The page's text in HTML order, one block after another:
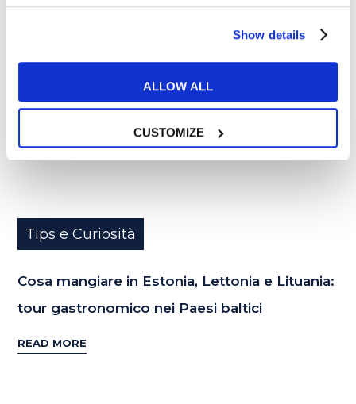
Show details
ALLOW ALL
CUSTOMIZE
18
Tips e Curiosità
Cosa mangiare in Estonia, Lettonia e Lituania:
tour gastronomico nei Paesi baltici
READ MORE